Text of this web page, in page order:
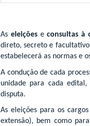
As eleiçõeseconsultas à
direto, secreto e
estabelecerá as normas e
A condução de cada
unidade para cada
disputa.
As eleições para os
extensão), bem como para